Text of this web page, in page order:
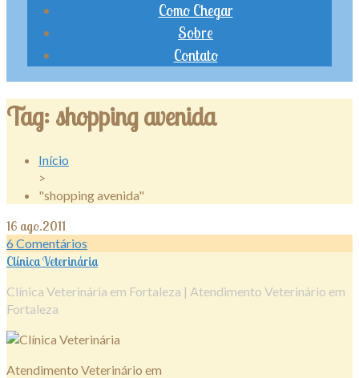
Como Chegar
Sobre
Contato
Tag: shopping avenida
Início
>
"shopping avenida"
16 ago.2011
6Comentários
Clínica Veterinária
Clínica Veterinária em Fortaleza | Atendimento Veterinário em
Fortaleza
Atendimento Veterinário em